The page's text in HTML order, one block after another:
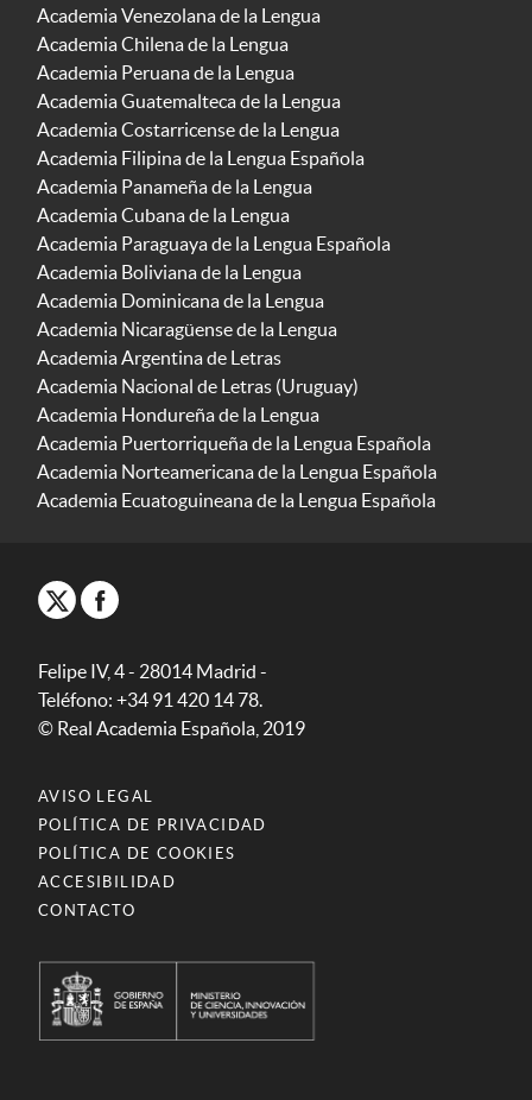
Academia Venezolana de la Lengua
Academia Chilena de la Lengua
Academia Peruana de la Lengua
Academia Guatemalteca de la Lengua
Academia Costarricense de la Lengua
Academia Filipina de la Lengua Española
Academia Panameña de la Lengua
Academia Cubana de la Lengua
Academia Paraguaya de la Lengua Española
Academia Boliviana de la Lengua
Academia Dominicana de la Lengua
Academia Nicaragüense de la Lengua
Academia Argentina de Letras
Academia Nacional de Letras (Uruguay)
Academia Hondureña de la Lengua
Academia Puertorriqueña de la Lengua Española
Academia Norteamericana de la Lengua Española
Academia Ecuatoguineana de la Lengua Española
Felipe IV, 4 - 28014 Madrid -
Teléfono: +34 91 420 14 78.
© Real Academia Española, 2019
AVISO LEGAL
POLÍTICA DE PRIVACIDAD
POLÍTICA DE COOKIES
ACCESIBILIDAD
CONTACTO